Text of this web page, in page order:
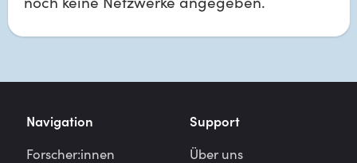
Navigation
Forscher:innen
Support
Über uns